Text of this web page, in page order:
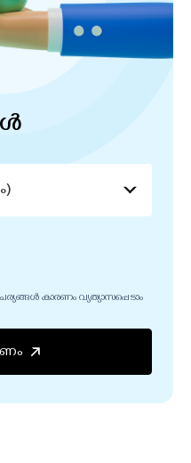
കാരണം വ്യത്യാസപ്പെടാം